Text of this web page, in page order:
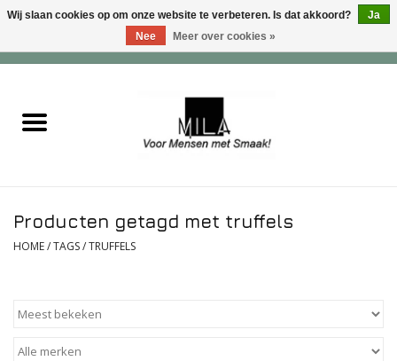
Zoet
Producten getagd met truffels
HOME/TAGS/TRUFFELS
Wij slaan cookies op om onze website te verbeteren. Is dat akkoord?
Ja
Nee
Meer over cookies »